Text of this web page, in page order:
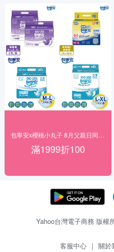
滿1999折100
Yahoo台灣電子商務 版權
客服中心 | 關於